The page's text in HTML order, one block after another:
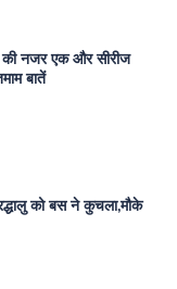
नजर एक और सीरीज
बातें
को बस ने कुचला,मौके